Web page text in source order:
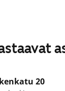
20